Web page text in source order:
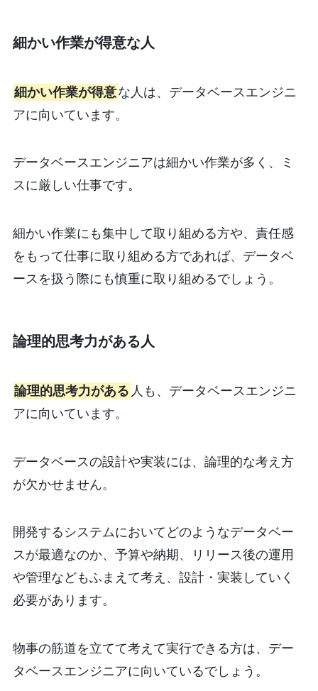
細かい作業が得意な人
細かい作業が得意な人は、データベースエンジニ
アに向いています。
データベースエンジニアは細かい作業が多く、ミ
スに厳しい仕事です。
細かい作業にも集中して取り組める方や、責任感
をもって仕事に取り組める方であれば、データベ
ースを扱う際にも慎重に取り組めるでしょう。
論理的思考力がある人
論理的思考力がある 人も、データベースエンジニ
アに向いています。
データベースの設計や実装には、論理的な考え方
が欠かせません。
開発するシステムにおいてどのようなデータベー
スが最適なのか、予算や納期、リリース後の運用
や管理などもふまえて考え、設計・実装していく
必要があります。
物事の筋道を立てて考えて実行できる方は、デー
タベースエンジニアに向いているでしょう。